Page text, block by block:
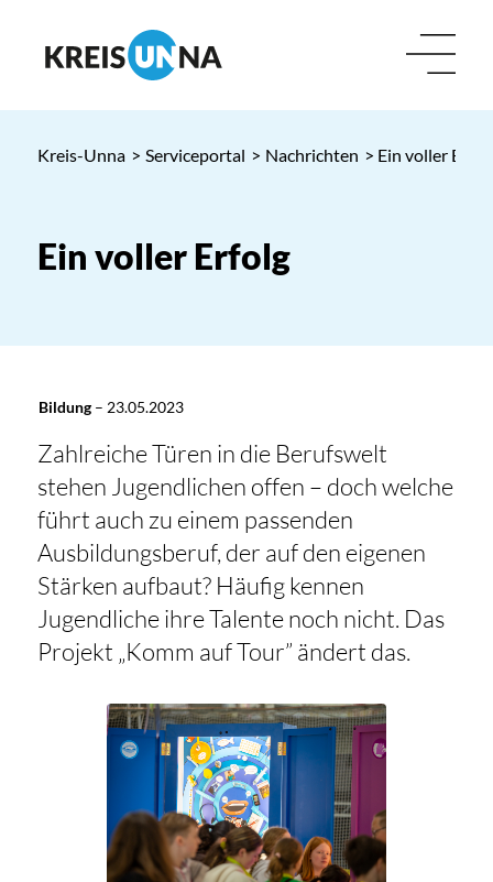
Kreis-Unna > Serviceportal > Nachrichten > Ein voller
Ein voller Erfolg
Bildung– 23.05.2023
Zahlreiche Türen in die Berufswelt
stehen Jugendlichen offen – doch welche
führt auch zu einem passenden
Ausbildungsberuf, der auf den eigenen
Stärken aufbaut? Häufig kennen
Jugendliche ihre Talente noch nicht. Das
Projekt „Komm auf Tour” ändert das.